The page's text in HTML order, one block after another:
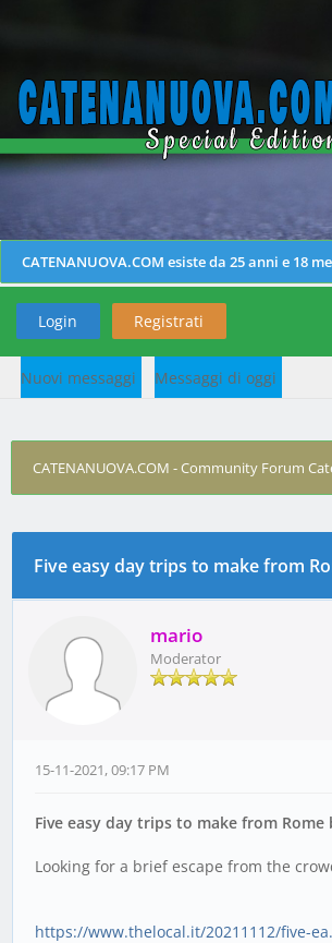
CATENANUOVA.COM esiste da 25 anni e 18
Login Registrati
Nuovi messaggi Messaggi di oggi
CATENANUOVA.COM - Community Forum
0 voto(i) - 0
1
2
3
4
5
Five easy day trips to make from
mario
Moderator
15-11-2021, 09:17 PM
Five easy day trips to make from Rome
Looking for a brief escape from the
https://www.thelocal.it/20211112/five-